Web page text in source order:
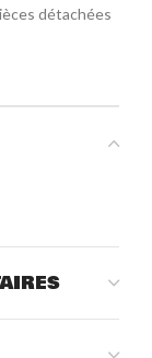
détachées